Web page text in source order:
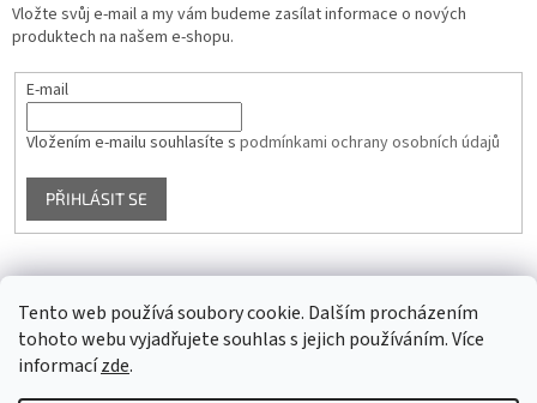
Tento web používá soubory cookie. Dalším procházením
tohoto webu vyjadřujete souhlas s jejich používáním. Více
informacízde.
Vložte svůj e-mail a my vám budeme zasílat informace o nových
produktech na našem e-shopu.
E-mail
Vložením e-mailu souhlasíte s podmínkami ochrany osobních údajů
PŘIHLÁSIT SE
Facebook